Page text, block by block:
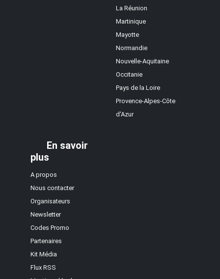
La Réunion
Martinique
Mayotte
Normandie
Nouvelle-Aquitaine
Occitanie
Pays de la Loire
Provence-Alpes-Côte
d'Azur
En savoir
plus
A propos
Nous contacter
Organisateurs
Newsletter
Codes Promo
Partenaires
Kit Média
Flux RSS